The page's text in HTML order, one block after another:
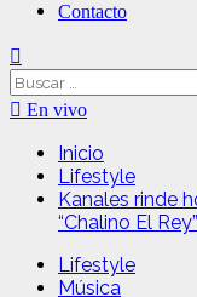
Contacto
Buscar:
En vivo
Inicio
Lifestyle
Kanales rinde
“Chalino El Rey”
Lifestyle
Música